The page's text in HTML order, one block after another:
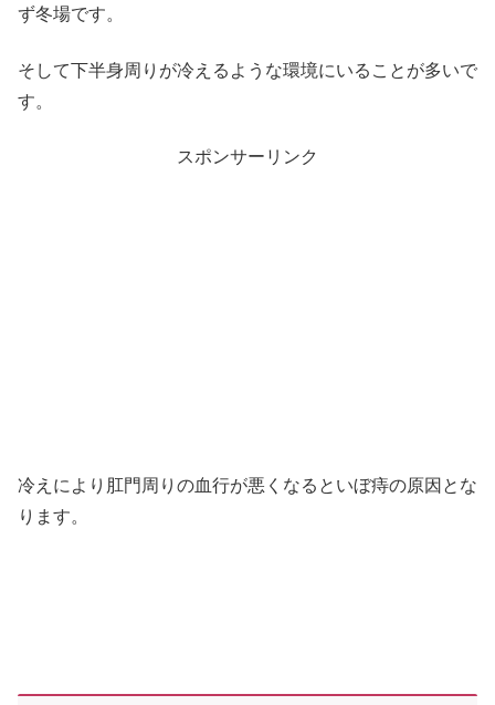
ず冬場です。
そして下半身周りが冷えるような環境にいることが多いで
す。
スポンサーリンク
冷えにより肛門周りの血行が悪くなるといぼ痔の原因とな
ります。